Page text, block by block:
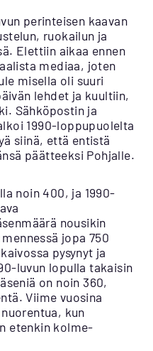
perinteisen kaavan
ruokailun ja
Elettiin aikaa ennen
mediaa, joten
misella oli suuri
lehdet ja kuultiin,
Sähköpostin ja
1990-loppupuolelta
siinä, että entistä
päätteeksi Pohjalle.
noin 400, ja 1990-
nousikin
jopa 750
pysynyt ja
luvun lopulla takaisin
on noin 360,
Viime vuosina
kun
etenkin kolme-